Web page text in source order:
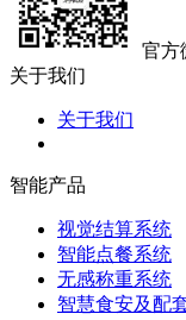
官方
关于我们
关于我们
智能产品
视觉结算系统
智能点餐系统
无感称重系统
智慧食安及配